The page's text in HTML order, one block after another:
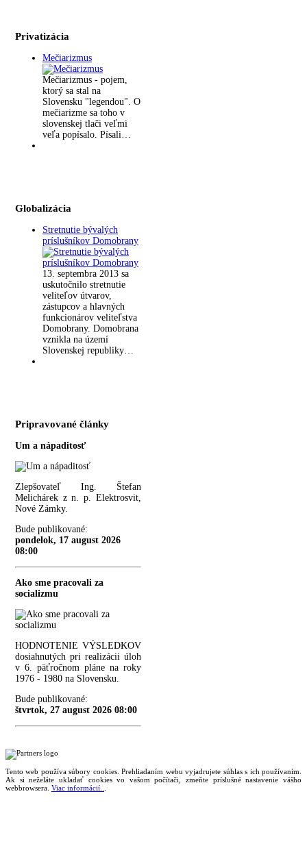
Privatizácia
Mečiarizmus
Mečiarizmus - pojem,
ktorý sa stal na
Slovensku "legendou". O
mečiarizme sa toho v
slovenskej tlači veľmi
veľa popísalo. Písali…
Globalizácia
Stretnutie bývalých
príslušníkov Domobrany
13. septembra 2013 sa
uskutočnilo stretnutie
veliteľov útvarov,
zástupcov a hlavných
funkcionárov veliteľstva
Domobrany. Domobrana
vznikla na území
Slovenskej republiky…
Pripravované články
Um a nápaditosť
Zlepšovateľ Ing. Štefan
Melichárek z n. p. Elektrosvit,
Nové Zámky.
Bude publikované:
pondelok, 17 august 2026
08:00
Ako sme pracovali za
socializmu
HODNOTENIE VÝSLEDKOV
dosiahnutých pri realizácii úloh
v 6. päťročnom pláne na roky
1976 - 1980 na Slovensku.
Bude publikované:
štvrtok, 27 august 2026 08:00
Tento web používa súbory cookies. Prehliadaním webu vyjadrujete súhlas s ich používaním.
Ak si neželáte ukladať cookies vo vašom počítači, zmeňte príslušné nastavenie vášho
webbrowsera. Viac informácií..